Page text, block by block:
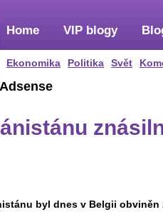
Home
Ekonomika Politika Svět
VIP blogy
Adsense
byl dnes v Belgii